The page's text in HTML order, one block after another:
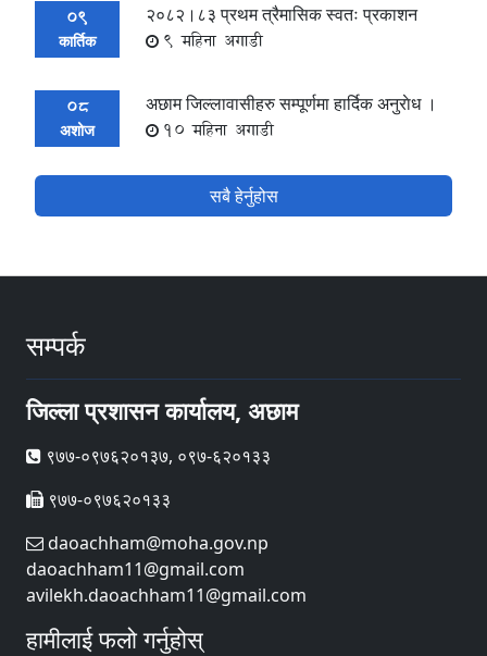
09
कार्तिक
२०८२।८३ प्रथम त्रैमासिक स्वतः प्रकाशन
9 महिना अगाडी
08
अशोज
अछाम जिल्लावासीहरु सम्पूर्णमा हार्दिक अनुराेध ।
10 महिना अगाडी
सबै हेर्नुहोस
सम्पर्क
जिल्ला प्रशासन कार्यालय, अछाम
९७७-०९७६२०१३७, ०९७-६२०१३३
९७७-०९७६२०१३३
daoachham@moha.gov.np
daoachham11@gmail.com
avilekh.daoachham11@gmail.com
हामीलाई फलो गर्नुहोस्